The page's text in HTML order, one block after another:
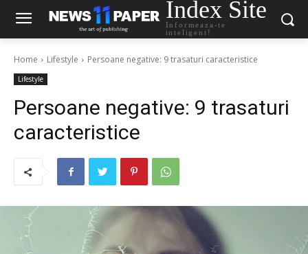
Index Site
Informeaza-te
inteligent!
Home Lifestyle Persoane negative: 9 trasaturi caracteristice
Lifestyle
Persoane negative: 9 trasaturi
caracteristice